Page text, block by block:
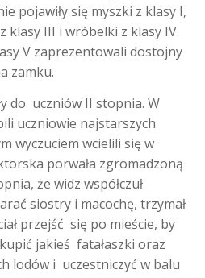
pojawiły się myszki z klasy I,
klasy III i wróbelki z klasy IV.
V zaprezentowali dostojny
zamku.
do uczniów II stopnia. W
uczniowie najstarszych
wyczuciem wcielili się w
porwała zgromadzoną
że widz współczuł
siostry i macochę, trzymał
przejść się po mieście, by
jakieś fatałaszki oraz
lodów i uczestniczyć w balu